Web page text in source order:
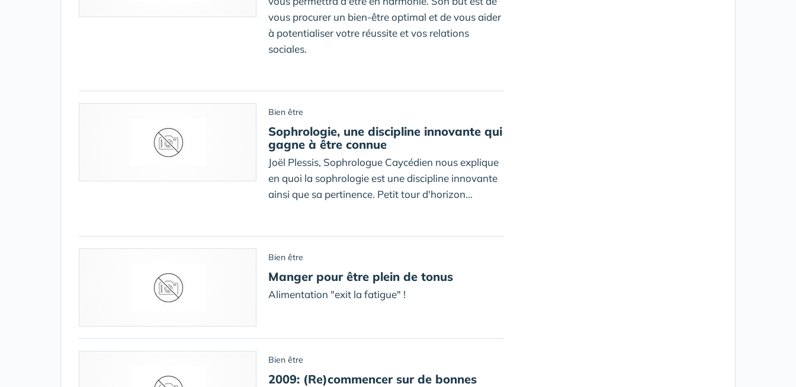
vous procurer un bien-être optimal et de vous aider
à potentialiser votre réussite et vos relations
sociales.
Bien être
Sophrologie, une discipline innovante qui
gagne à être connue
Joël Plessis, Sophrologue Caycédien nous explique
en quoi la sophrologie est une discipline innovante
ainsi que sa pertinence. Petit tour d'horizon...
Bien être
Manger pour être plein de tonus
Alimentation "exit la fatigue" !
Bien être
2009: (Re)commencer sur de bonnes